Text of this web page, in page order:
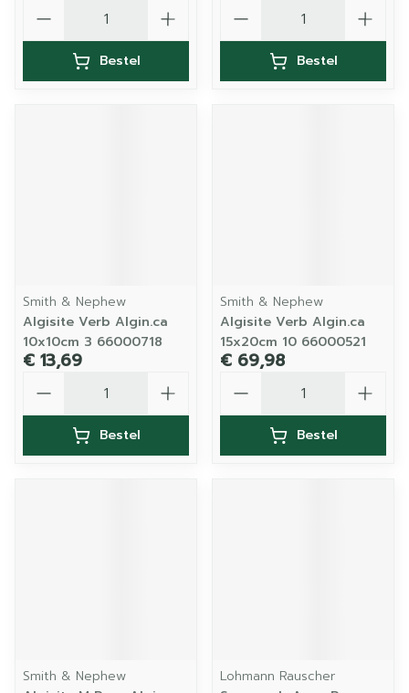
Bestel Bestel
Smith & Nephew
Algisite Verb Algin.ca
10x10cm 3 66000718
€ 13,69
Bestel
Smith & Nephew
Algisite Verb Algin.ca
15x20cm 10 66000521
€ 69,98
Bestel
Smith & Nephew
Lohmann Rauscher